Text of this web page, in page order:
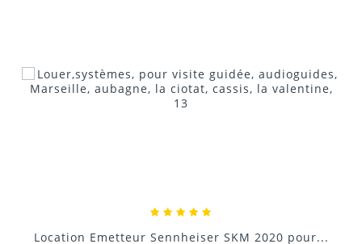
Location Emetteur Sennheiser SKM 2020 pour...